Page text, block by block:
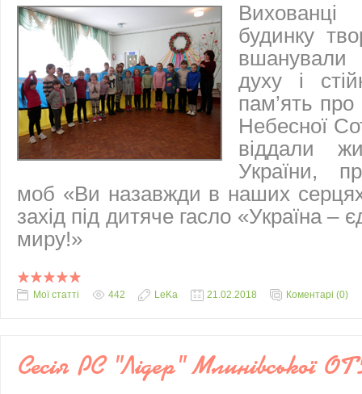
будинку
духу і
пам’ять про
Небесної
віддали
України,
моб «Ви назавжди в наших
захід під дитяче гасло «Україна –
миру!»
Мої статті 442 LeKa 21.02.2018 Коментарі (0)
Сесія РС "Лідер" Млинівської